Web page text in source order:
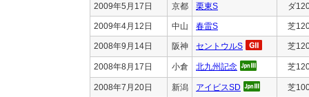
2009年5月17日 京都 栗東S ダ
2009年4月12日 中山 春雷S 芝
2008年9月14日 阪神 セントウルS 芝
2008年8月17日 小倉 北九州記念 芝
2008年7月20日 新潟 アイビスSD 芝